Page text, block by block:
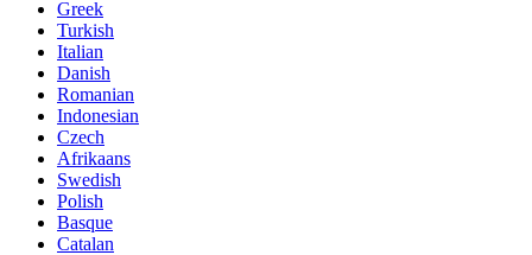
Greek
Turkish
Italian
Danish
Romanian
Indonesian
Czech
Afrikaans
Swedish
Polish
Basque
Catalan